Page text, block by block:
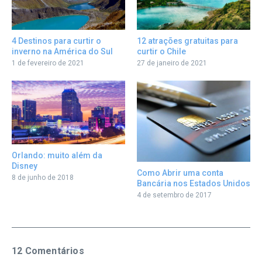
4 Destinos para curtir o
inverno na América do Sul
1 de fevereiro de 2021
12 atrações gratuitas para
curtir o Chile
27 de janeiro de 2021
Orlando: muito além da
Disney
8 de junho de 2018
Como Abrir uma conta
Bancária nos Estados Unidos
4 de setembro de 2017
12 Comentários